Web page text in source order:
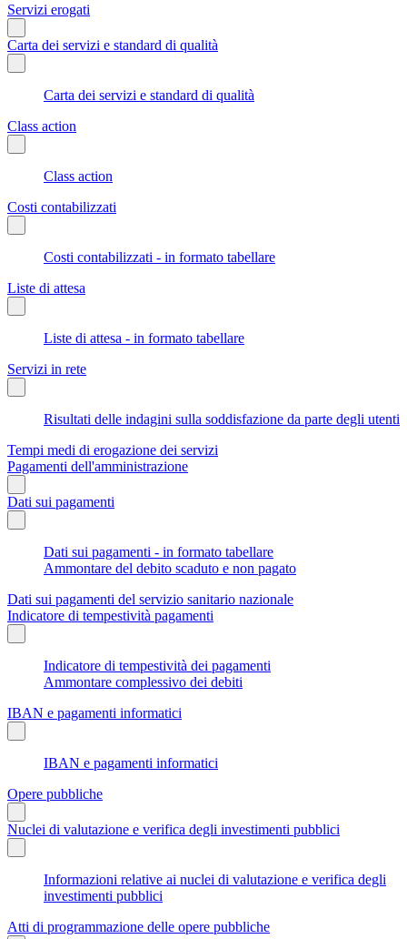
Servizi erogati
Carta dei servizi e standard di qualità
Carta dei servizi e standard di qualità
Class action
Class action
Costi contabilizzati
Costi contabilizzati - in formato tabellare
Liste di attesa
Liste di attesa - in formato tabellare
Servizi in rete
Risultati delle indagini sulla soddisfazione da parte degli utenti
Tempi medi di erogazione dei servizi
Pagamenti dell'amministrazione
Dati sui pagamenti
Dati sui pagamenti - in formato tabellare
Ammontare del debito scaduto e non pagato
Dati sui pagamenti del servizio sanitario nazionale
Indicatore di tempestività pagamenti
Indicatore di tempestività dei pagamenti
Ammontare complessivo dei debiti
IBAN e pagamenti informatici
IBAN e pagamenti informatici
Opere pubbliche
Nuclei di valutazione e verifica degli investimenti pubblici
Informazioni relative ai nuclei di valutazione e verifica degli
investimenti pubblici
Atti di programmazione delle opere pubbliche